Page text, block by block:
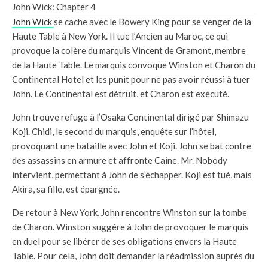
John Wick: Chapter 4
John Wickse cache avec le Bowery King pour se venger de la
Haute Table à New York. Il tue l’Ancien au Maroc, ce qui
provoque la colère du marquis Vincent de Gramont, membre
de la Haute Table. Le marquis convoque Winston et Charon du
Continental Hotel et les punit pour ne pas avoir réussi à tuer
John. Le Continental est détruit, et Charon est exécuté.
John trouve refuge à l’Osaka Continental dirigé par Shimazu
Koji. Chidi, le second du marquis, enquête sur l’hôtel,
provoquant une bataille avec John et Koji. John se bat contre
des assassins en armure et affronte Caine. Mr. Nobody
intervient, permettant à John de s’échapper. Koji est tué, mais
Akira, sa fille, est épargnée.
De retour à New York, John rencontre Winston sur la tombe
de Charon. Winston suggère à John de provoquer le marquis
en duel pour se libérer de ses obligations envers la Haute
Table. Pour cela, John doit demander la réadmission auprès du